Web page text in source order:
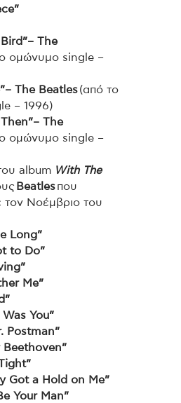
The
ομώνυμο single –
The Beatles(από το
– 1996)
The
ομώνυμο single –
album With The
Beatlesπου
Νοέμβριο του
Long”
to Do”
Me”
You”
Postman”
Beethoven”
Got a Hold on Me”
Your Man”